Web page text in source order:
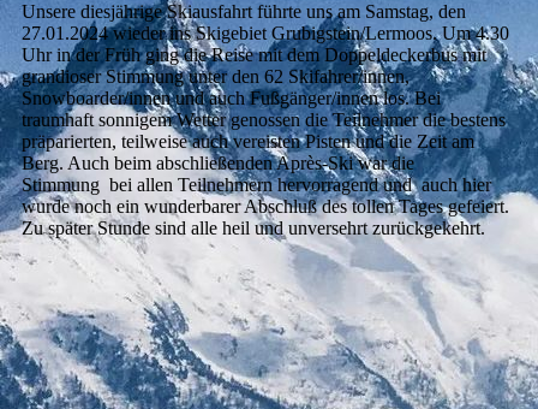
Unsere diesjährige Skiausfahrt führte uns am Samstag, den
27.01.2024 wieder ins Skigebiet Grubigstein/Lermoos. Um 4.30
Uhr in der Früh ging die Reise mit dem Doppeldeckerbus mit
grandioser Stimmung unter den 62 Skifahrer/innen,
Snowboarder/innen und auch Fußgänger/innen los. Bei
traumhaft sonnigem Wetter genossen die Teilnehmer die bestens
präparierten, teilweise auch vereisten Pisten und die Zeit am
Berg. Auch beim abschließenden Après-Ski war die
Stimmung bei allen Teilnehmern hervorragend und auch hier
wurde noch ein wunderbarer Abschluß des tollen Tages gefeiert.
Zu später Stunde sind alle heil und unversehrt zurückgekehrt.